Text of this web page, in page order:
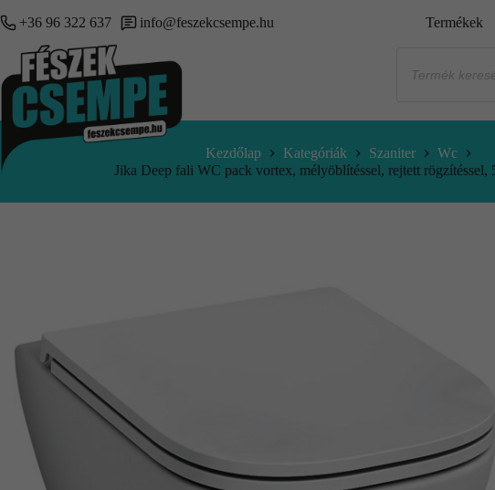
+36 96 322 637 info@feszekcsempe.hu Termékek
Kezdőlap Kategóriák Szaniter
Wc
Jika Deep fali WC pack vortex, mélyöblítéssel, rejtett rögzítéssel,